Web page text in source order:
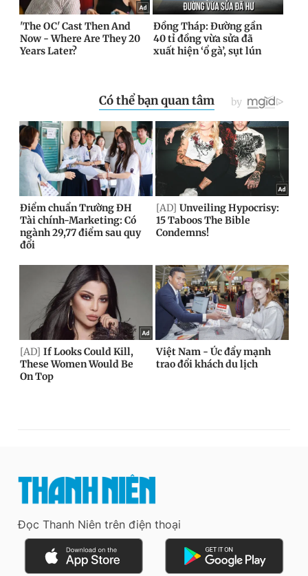
Đọc Thanh Niên trên điện thoại